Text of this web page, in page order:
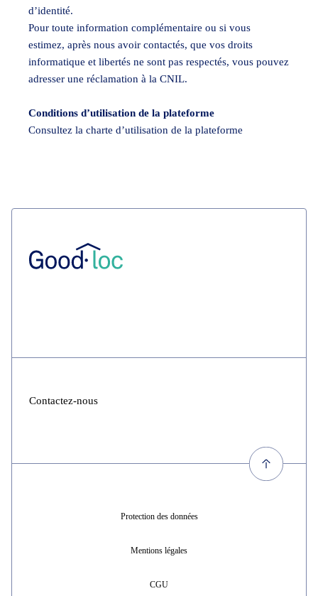
d’identité.
Pour toute information complémentaire ou si vous
estimez, après nous avoir contactés, que vos droits
informatique et libertés ne sont pas respectés, vous pouvez
adresser une réclamation à la CNIL.
Conditions d’utilisation de la plateforme
Consultez la charte d’utilisation de la plateforme
Contactez-nous
Protection des données
Mentions légales
CGU